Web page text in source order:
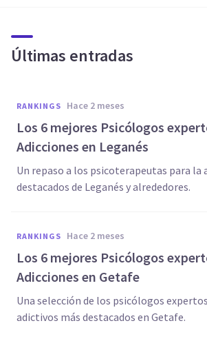
Últimas entradas
RANKINGS hace 2 meses
Los 6 mejores Psicólogos
Adicciones en Leganés
Un repaso a los psicoterapeutas para la
destacados de Leganés y alrededores.
RANKINGS hace 2 meses
Los 6 mejores Psicólogos
Adicciones en Getafe
Una selección de los psicólogos
adictivos más destacados en Getafe.